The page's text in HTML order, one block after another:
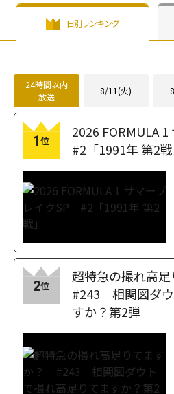
height="203"
loading="lazy"
fetchpriority="h
日別ランキング
24時間以内
放送
8/11(火)
1位
2026 FORMULA
#2「1991年 第2戦
2位
超特急の撮れ高
#243 相関図ダウ
すか？第2弾